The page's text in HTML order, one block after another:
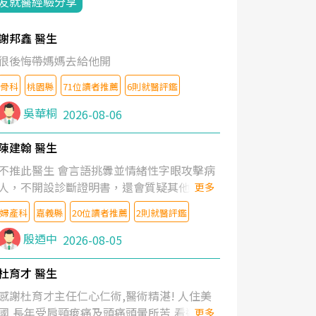
邦鑫 醫生
後悔帶媽媽去給他開
骨科 桃園縣 71位讀者推薦 6則就醫評鑑
吳華桐 2026-08-06
建翰 醫生
推此醫生 會言語挑釁並情緒性字眼攻擊病
，不開設診斷證明書，還會質疑其他醫生
判斷！
更多
婦產科 嘉義縣 20位讀者推薦 2則就醫評鑑
殷迺中 2026-08-05
育才 醫生
謝杜育才主任仁心仁術,醫術精湛! 人住美
更多